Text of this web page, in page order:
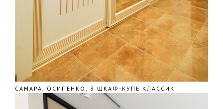
САМАРА, ОСИПЕНКО, 3 ШКАФ-КУПЕ КЛАССИК